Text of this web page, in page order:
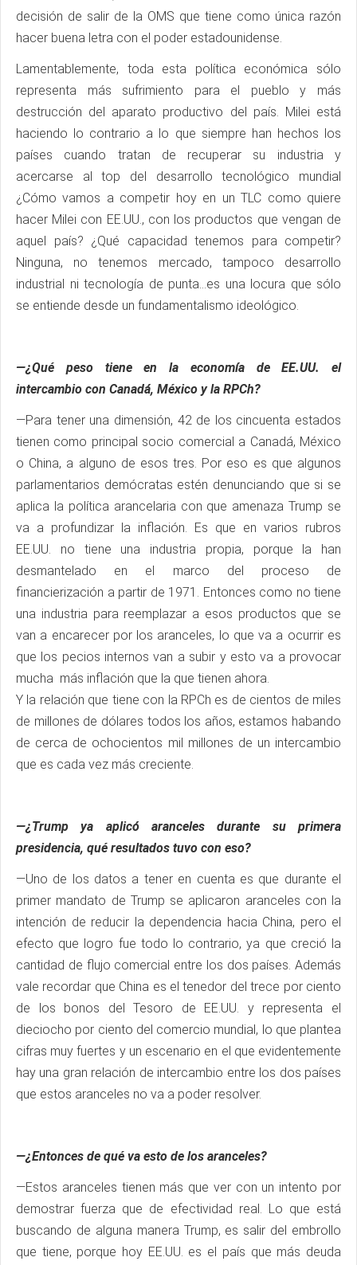
decisión de salir de la OMS que tiene como única razón
hacer buena letra con el poder estadounidense.
Lamentablemente, toda esta política económica sólo
representa más sufrimiento para el pueblo y más
destrucción del aparato productivo del país. Milei está
haciendo lo contrario a lo que siempre han hechos los
países cuando tratan de recuperar su industria y
acercarse al top del desarrollo tecnológico mundial
¿Cómo vamos a competir hoy en un TLC como quiere
hacer Milei con EE.UU., con los productos que vengan de
aquel país? ¿Qué capacidad tenemos para competir?
Ninguna, no tenemos mercado, tampoco desarrollo
industrial ni tecnología de punta…es una locura que sólo
se entiende desde un fundamentalismo ideológico.
—¿Qué peso tiene en la economía de EE.UU. el
intercambio con Canadá, México y la RPCh?
—Para tener una dimensión, 42 de los cincuenta estados
tienen como principal socio comercial a Canadá, México
o China, a alguno de esos tres. Por eso es que algunos
parlamentarios demócratas estén denunciando que si se
aplica la política arancelaria con que amenaza Trump se
va a profundizar la inflación. Es que en varios rubros
EE.UU. no tiene una industria propia, porque la han
desmantelado en el marco del proceso de
financierización a partir de 1971. Entonces como no tiene
una industria para reemplazar a esos productos que se
van a encarecer por los aranceles, lo que va a ocurrir es
que los pecios internos van a subir y esto va a provocar
mucha más inflación que la que tienen ahora.
Y la relación que tiene con la RPCh es de cientos de miles
de millones de dólares todos los años, estamos habando
de cerca de ochocientos mil millones de un intercambio
que es cada vez más creciente.
—¿Trump ya aplicó aranceles durante su primera
presidencia, qué resultados tuvo con eso?
—Uno de los datos a tener en cuenta es que durante el
primer mandato de Trump se aplicaron aranceles con la
intención de reducir la dependencia hacia China, pero el
efecto que logro fue todo lo contrario, ya que creció la
cantidad de flujo comercial entre los dos países. Además
vale recordar que China es el tenedor del trece por ciento
de los bonos del Tesoro de EE.UU. y representa el
dieciocho por ciento del comercio mundial, lo que plantea
cifras muy fuertes y un escenario en el que evidentemente
hay una gran relación de intercambio entre los dos países
que estos aranceles no va a poder resolver.
—¿Entonces de qué va esto de los aranceles?
—Estos aranceles tienen más que ver con un intento por
demostrar fuerza que de efectividad real. Lo que está
buscando de alguna manera Trump, es salir del embrollo
que tiene, porque hoy EE.UU. es el país que más deuda